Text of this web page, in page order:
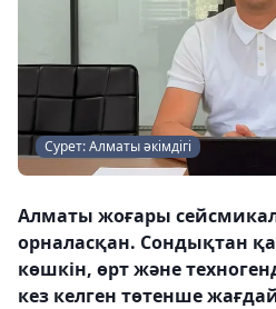
Сурет: Алматы әкімдігі
Алматы жоғары
орналасқан. Сондықтан
көшкін, өрт және
кез келген төтенше